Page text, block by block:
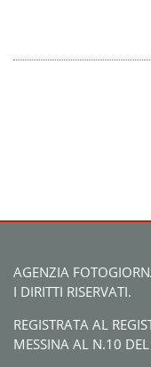
AGENZIA
I DIRITTI RISERVATI.
REGISTRATA AL
MESSINA AL N.10